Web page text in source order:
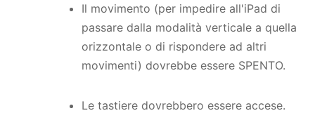
Il movimento (per impedire all'iPad di
passare dalla modalità verticale a quella
orizzontale o di rispondere ad altri
movimenti) dovrebbe essere SPENTO.
Le tastiere dovrebbero essere accese.